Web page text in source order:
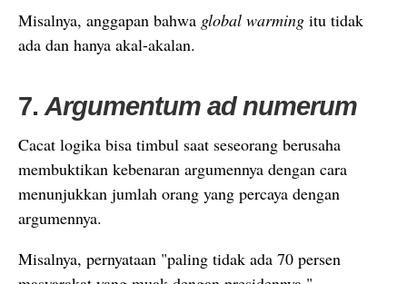
Misalnya, anggapan bahwa global warming itu tidak
ada dan hanya akal-akalan.
7. Argumentum ad numerum
Cacat logika bisa timbul saat seseorang berusaha
membuktikan kebenaran argumennya dengan cara
menunjukkan jumlah orang yang percaya dengan
argumennya.
Misalnya, pernyataan "paling tidak ada 70 persen